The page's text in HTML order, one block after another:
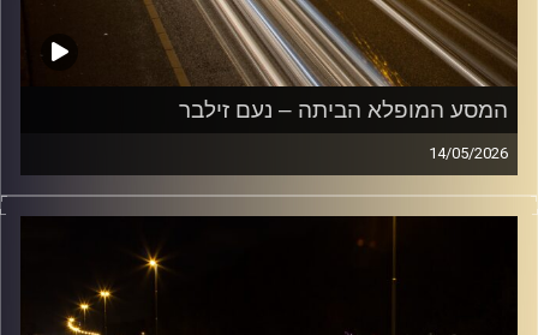
המסע המופלא הביתה – נעם זילבר
14/05/2026
מוזיקה שתלווה אותנו אחרי יום עבודה ארוך ותחזיר אותנו
הביתה בשלום עם נעם זילבר
קרדיט תמונות: